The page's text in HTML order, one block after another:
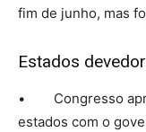
fim de junho, mas
Estados
• Congresso
estados com o